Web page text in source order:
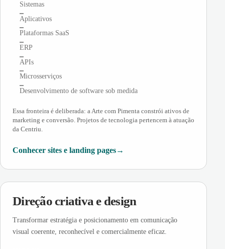
Sistemas
Aplicativos
Plataformas SaaS
ERP
APIs
Microsserviços
Desenvolvimento de software sob medida
Essa fronteira é deliberada: a Arte com Pimenta constrói ativos de
marketing e conversão. Projetos de tecnologia pertencem à atuação
da Centriu.
Conhecer sites e landing pages
Direção criativa e design
Transformar estratégia e posicionamento em comunicação
visual coerente, reconhecível e comercialmente eficaz.